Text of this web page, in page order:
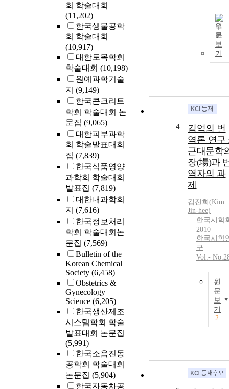
회 학술대회
(11,202)
한국생물공학
회 학술대회
(10,917)
대한토목학회
학술대회 (10,198)
원예과학기술
지 (9,149)
한국콘크리트
학회 학술대회 논
문집 (9,065)
대한피부과학
회 학술발표대회
집 (7,839)
한국식품영양
과학회 학술대회
발표집 (7,819)
대한내과학회
지 (7,616)
한국정보처리
학회 학술대회논
문집 (7,569)
Bulletin of the
Korean Chemical
Society (6,458)
Obstetrics &
Gynecology
Science (6,205)
한국생산제조
시스템학회 학술
발표대회 논문집
(5,991)
한국소음진동
공학회 학술대회
논문집 (5,904)
한국자동차공
원
문
보
기
4
김억의 번
역론 연구
근대문학
장(場)과
역자의 과
제
김진희(Kim
Jin-hee)
한국시학
2010
한국시학
구
Vol.-
원
문
보
기
2